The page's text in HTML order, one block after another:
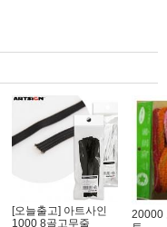
[오늘출고] 아트사인
1000 8골고무줄
20000